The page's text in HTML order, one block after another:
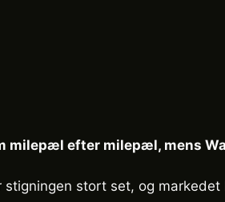
milepæl efter milepæl, mens
stort set, og